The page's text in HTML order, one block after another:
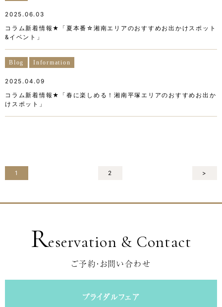
2025.06.03
コラム新着情報★「夏本番☆湘南エリアのおすすめお出かけスポット
&イベント」
Blog Information
2025.04.09
コラム新着情報★「春に楽しめる！湘南平塚エリアのおすすめお出か
けスポット」
1 2 >
Reservation & Contact
ご予約・お問い合わせ
ブライダルフェア